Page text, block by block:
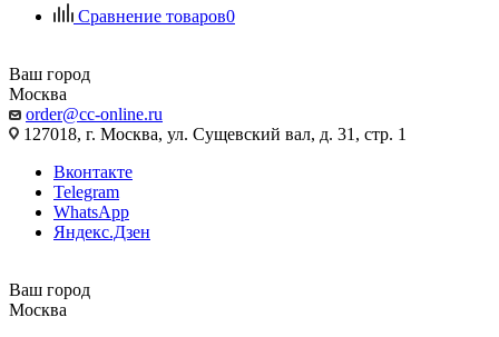
Сравнение товаров0
Ваш город
Москва
order@cc-online.ru
127018, г. Москва, ул. Сущевский вал, д. 31, стр. 1
Вконтакте
Telegram
WhatsApp
Яндекс.Дзен
Ваш город
Москва